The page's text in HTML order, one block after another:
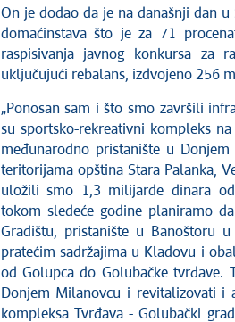
On je dodao da je na današnji dan
domaćinstava što je za 71
raspisivanja javnog konkursa za
uključujući rebalans, izdvojeno 256
„Ponosan sam i što smo završili
su sportsko-rekreativni kompleks
međunarodno pristanište u
teritorijama opština Stara Palanka,
uložili smo 1,3 milijarde dinara
tokom sledeće godine planiramo
Gradištu, pristanište u Banoštoru
pratećim sadržajima u Kladovu i
od Golupca do Golubačke tvrđave.
Donjem Milanovcu i revitalizovati
kompleksa Tvrđava - Golubački